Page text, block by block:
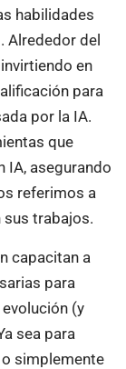
habilidades
Alrededor del
en
para
por la IA.
que
IA, asegurando
referimos a
trabajos.
capacitan a
para
(y
sea para
simplemente